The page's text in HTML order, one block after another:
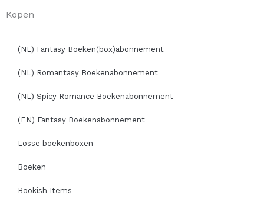
Kopen
(NL) Fantasy Boeken(box)abonnement
(NL) Romantasy Boekenabonnement
(NL) Spicy Romance Boekenabonnement
(EN) Fantasy Boekenabonnement
Losse boekenboxen
Boeken
Bookish Items